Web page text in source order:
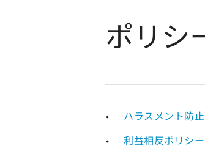
Hit enter to search or ESC to close
ポリシ
ハラスメント防
利益相反ポリシー